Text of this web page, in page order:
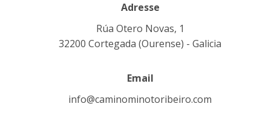
Adresse
Rúa Otero Novas, 1
32200 Cortegada (Ourense) - Galicia
Email
info@caminominotoribeiro.com